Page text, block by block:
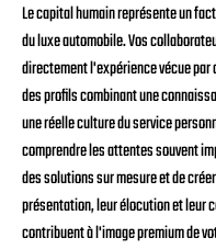
Le capital humain représente un
du luxe automobile. Vos
directement l'expérience vécue
des profils combinant une
une réelle culture du service
comprendre les attentes souvent
des solutions sur mesure et de
présentation, leur élocution et leur
contribuent à l'image premium de